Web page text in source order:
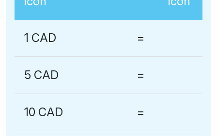
1 CAD =
5 CAD =
10 CAD =